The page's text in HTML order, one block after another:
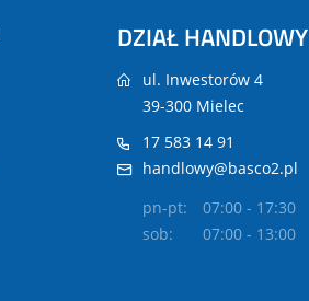
DZIAŁ HANDLOWY
ul. Inwestorów 4
39-300 Mielec
17 583 14 91
handlowy@basco2.pl
pn-pt:
07:00 - 17:30
sob:
07:00 - 13:00